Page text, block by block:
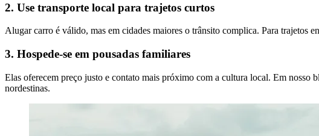
2. Use transporte local para trajetos curtos
Alugar carro é válido, mas em cidades maiores o trânsito complica. Para trajetos
3. Hospede-se em pousadas familiares
Elas oferecem preço justo e contato mais próximo com a cultura local. Em nosso
nordestinas.